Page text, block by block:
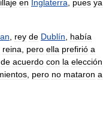
en Inglaterra, pues ya
, rey de Dublín, había
reina, pero ella prefirió a
de acuerdo con la elección
, pero no mataron a